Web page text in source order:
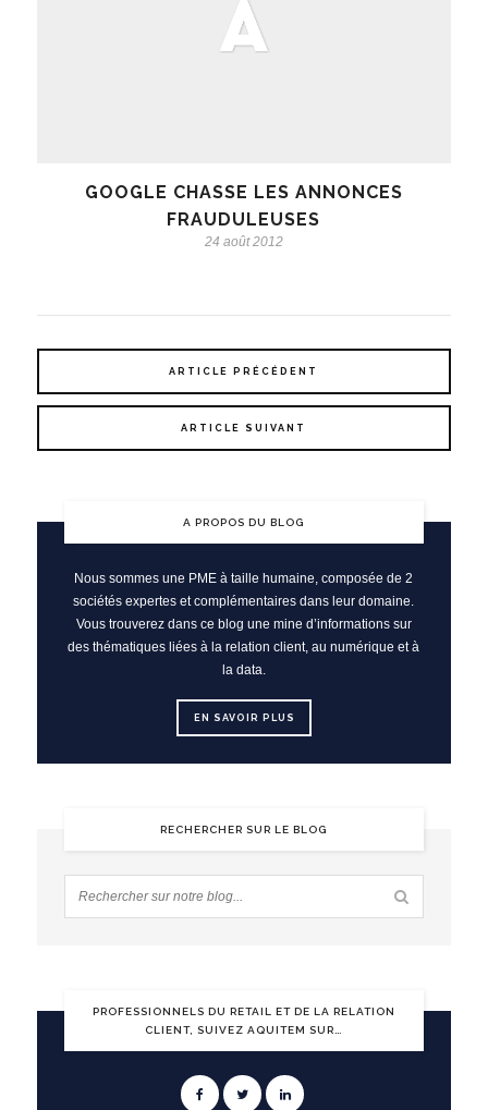
GOOGLE CHASSE LES ANNONCES
FRAUDULEUSES
24 août 2012
ARTICLE PRÉCÉDENT
ARTICLE SUIVANT
A PROPOS DU BLOG
Nous sommes une PME à taille humaine, composée de 2
sociétés expertes et complémentaires dans leur domaine.
Vous trouverez dans ce blog une mine d’informations sur
des thématiques liées à la relation client, au numérique et à
la data.
EN SAVOIR PLUS
RECHERCHER SUR LE BLOG
PROFESSIONNELS DU RETAIL ET DE LA RELATION
CLIENT, SUIVEZ AQUITEM SUR…